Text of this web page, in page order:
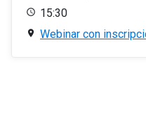
15:30
Webinar con